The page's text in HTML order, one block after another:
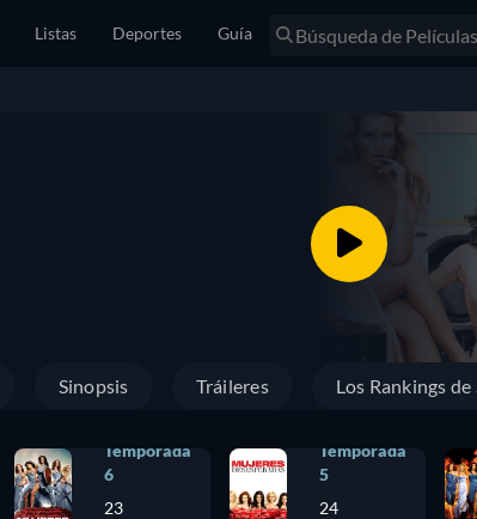
Listas Deportes Guía
Sinopsis Tráileres Los Rankings
Temporada
6
23
Temporada
5
24